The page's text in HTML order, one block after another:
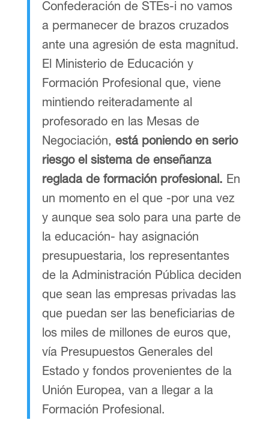
Confederación de STEs-i no vamos
a permanecer de brazos cruzados
ante una agresión de esta magnitud.
El Ministerio de Educación y
Formación Profesional que, viene
mintiendo reiteradamente al
profesorado en las Mesas de
Negociación, está poniendo en serio
riesgo el sistema de enseñanza
reglada de formación profesional. En
un momento en el que -por una vez
y aunque sea solo para una parte de
la educación- hay asignación
presupuestaria, los representantes
de la Administración Pública deciden
que sean las empresas privadas las
que puedan ser las beneficiarias de
los miles de millones de euros que,
vía Presupuestos Generales del
Estado y fondos provenientes de la
Unión Europea, van a llegar a la
Formación Profesional.